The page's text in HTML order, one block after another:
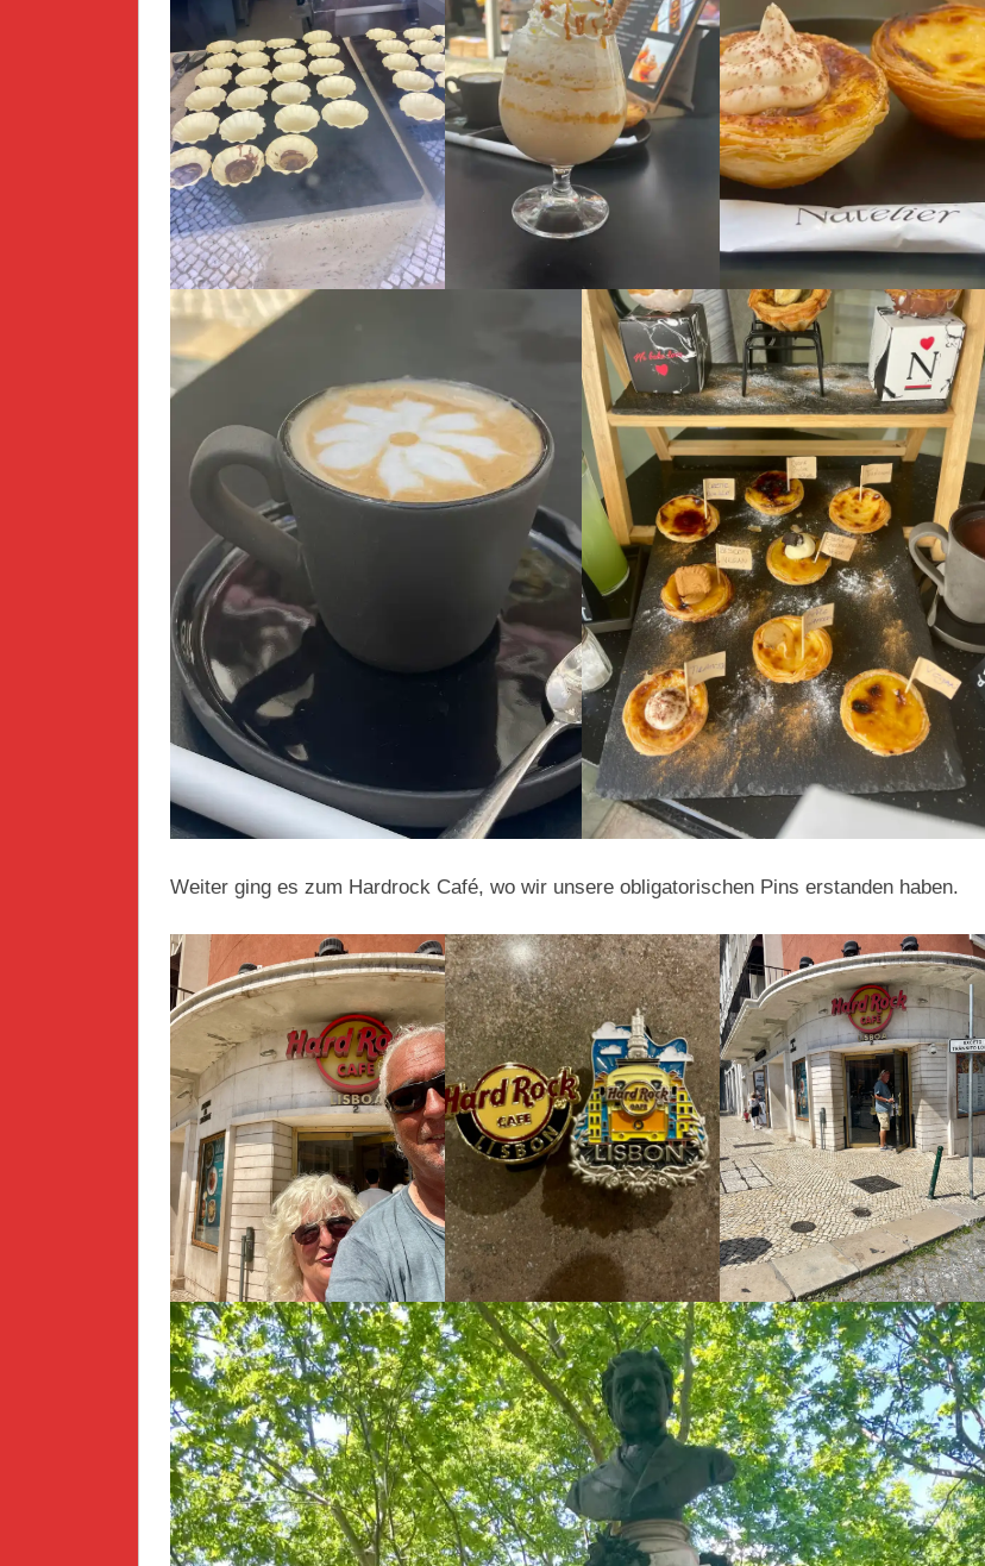
Weiter ging es zum Hardrock Café, wo wir unsere obligatorischen Pins erstanden haben.